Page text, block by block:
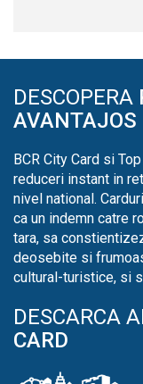
DESCOPERA
AVANTAJOS
BCR City Card si
reduceri instant in
nivel national.
ca un indemn catre
tara, sa
deosebite si
cultural-turistice, si
DESCARCA
CARD